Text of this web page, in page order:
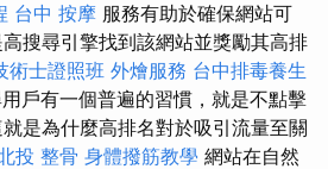
台中 按摩 服務有助於確保網站可
搜尋引擎找到該網站並獎勵其高排
術士證照班 外燴服務 台中排毒養生
戶有一個普遍的習慣，就是不點擊
是為什麼高排名對於吸引流量至關
投 整骨 身體撥筋教學 網站在自然